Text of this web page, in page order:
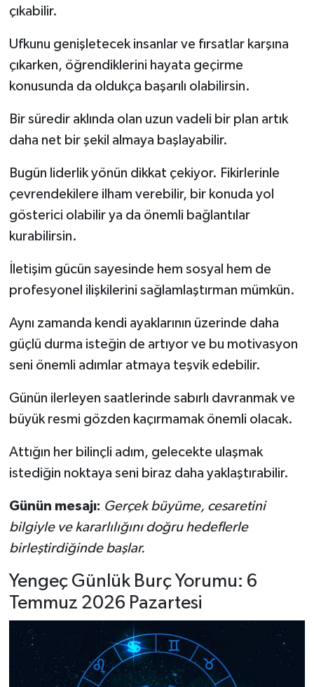
çıkabilir.
Ufkunu genişletecek insanlar ve fırsatlar karşına
çıkarken, öğrendiklerini hayata geçirme
konusunda da oldukça başarılı olabilirsin.
Bir süredir aklında olan uzun vadeli bir plan artık
daha net bir şekil almaya başlayabilir.
Bugün liderlik yönün dikkat çekiyor. Fikirlerinle
çevrendekilere ilham verebilir, bir konuda yol
gösterici olabilir ya da önemli bağlantılar
kurabilirsin.
İletişim gücün sayesinde hem sosyal hem de
profesyonel ilişkilerini sağlamlaştırman mümkün.
Aynı zamanda kendi ayaklarının üzerinde daha
güçlü durma isteğin de artıyor ve bu motivasyon
seni önemli adımlar atmaya teşvik edebilir.
Günün ilerleyen saatlerinde sabırlı davranmak ve
büyük resmi gözden kaçırmamak önemli olacak.
Attığın her bilinçli adım, gelecekte ulaşmak
istediğin noktaya seni biraz daha yaklaştırabilir.
Günün mesajı: Gerçek büyüme, cesaretini
bilgiyle ve kararlılığını doğru hedeflerle
birleştirdiğinde başlar.
Yengeç Günlük Burç Yorumu: 6
Temmuz 2026 Pazartesi